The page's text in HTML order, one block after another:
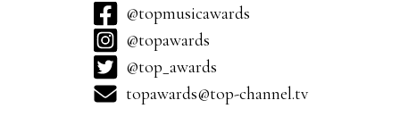
@topmusicawards
@topawards
@top_awards
topawards@top-channel.tv